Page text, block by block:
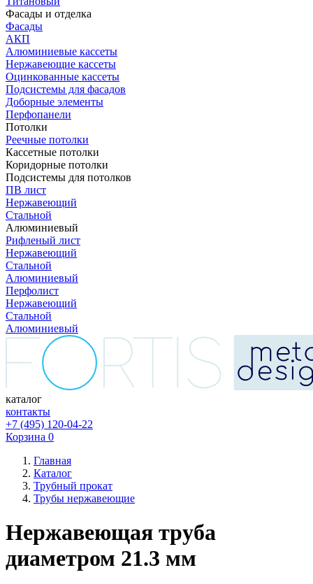
Фасады и отделка
Фасады
АКП
Алюминиевые кассеты
Нержавеющие кассеты
Оцинкованные кассеты
Подсистемы для фасадов
Доборные элементы
Перфопанели
Потолки
Реечные потолки
Кассетные потолки
Коридорные потолки
Подсистемы для потолков
ПВ лист
Нержавеющий
Стальной
Алюминиевый
Рифленый лист
Нержавеющий
Стальной
Алюминиевый
Перфолист
Нержавеющий
Стальной
Алюминиевый
каталог
контакты
+7 (495) 120-04-22
Корзина 0
Главная
Каталог
Трубный прокат
Трубы нержавеющие
Нержавеющая труба
диаметром 21.3 мм